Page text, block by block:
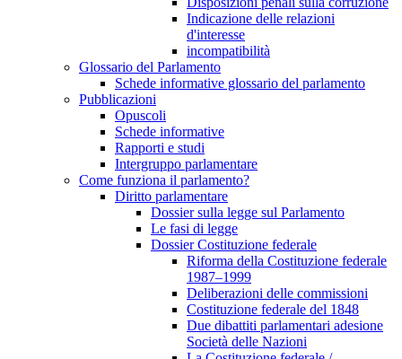
Indicazione delle relazioni
d'interesse
incompatibilità
Glossario del Parlamento
Schede informative glossario del parlamento
Pubblicazioni
Opuscoli
Schede informative
Rapporti e studi
Intergruppo parlamentare
Come funziona il parlamento?
Diritto parlamentare
Dossier sulla legge sul Parlamento
Le fasi di legge
Dossier Costituzione federale
Riforma della Costituzione federale
1987–1999
Deliberazioni delle commissioni
Costituzione federale del 1848
Due dibattiti parlamentari adesione
Società delle Nazioni